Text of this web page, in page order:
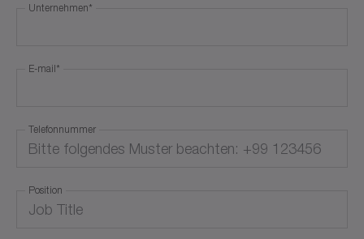
Unternehmen*
E-mail*
Telefonnummer
Position